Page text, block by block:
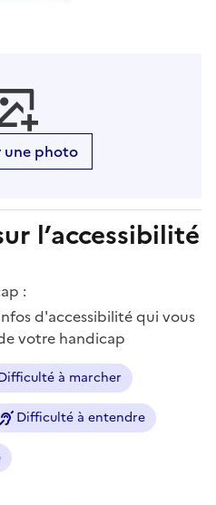
photo
l’accessibilité
:
d'accessibilité qui vous
votre handicap
à marcher
Difficulté à entendre